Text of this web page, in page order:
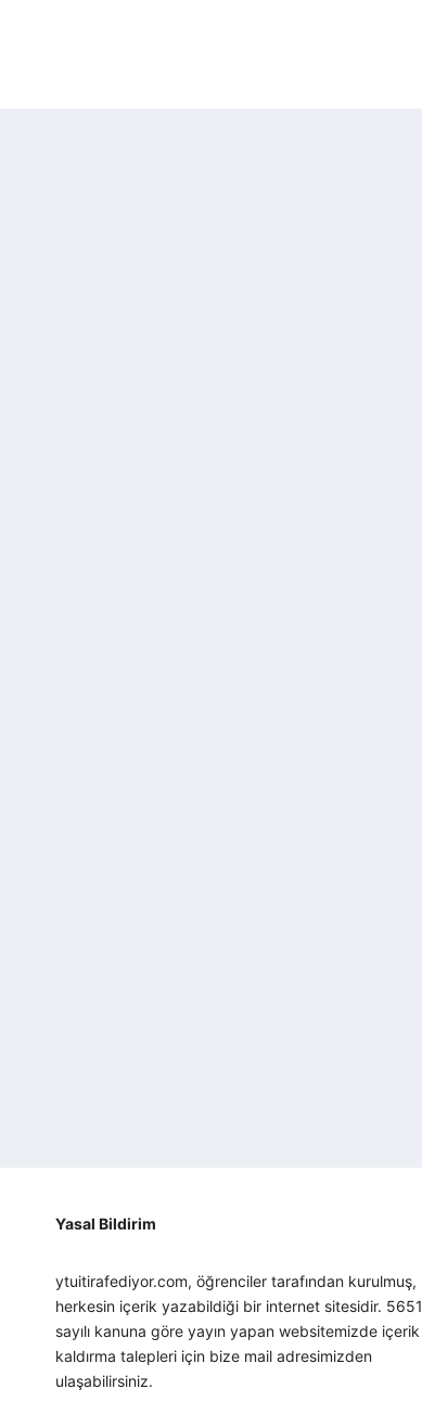
Yasal Bildirim
ytuitirafediyor.com, öğrenciler tarafından kurulmuş,
herkesin içerik yazabildiği bir internet sitesidir. 5651
sayılı kanuna göre yayın yapan websitemizde içerik
kaldırma talepleri için bize mail adresimizden
ulaşabilirsiniz.